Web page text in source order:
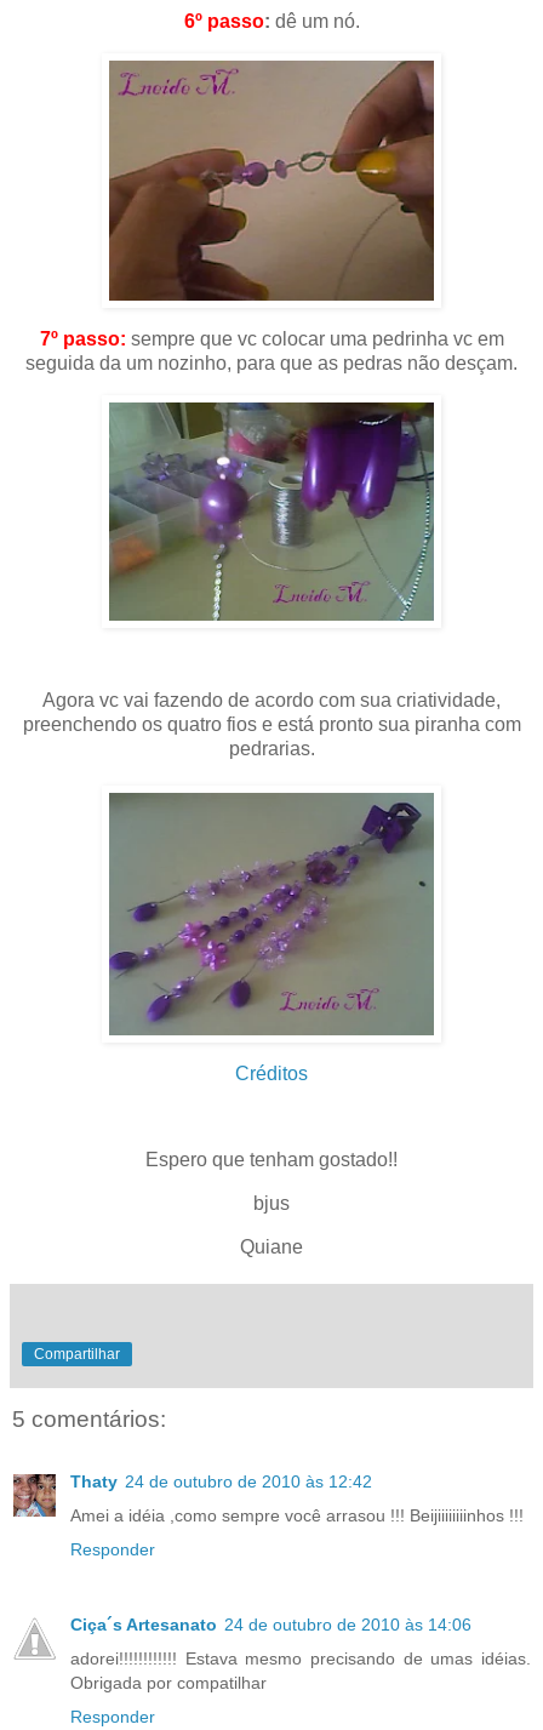
6º passo: dê um nó.
7º passo: sempre que vc colocar uma pedrinha vc em
seguida da um nozinho, para que as pedras não desçam.
Agora vc vai fazendo de acordo com sua criatividade,
preenchendo os quatro fios e está pronto sua piranha com
pedrarias.
Créditos
Espero que tenham gostado!!
bjus
Quiane
Compartilhar
5 comentários:
Thaty 24 de outubro de 2010 às 12:42
Amei a idéia ,como sempre você arrasou !!! Beijiiiiiiiinhos !!!
Responder
Ciça´s Artesanato 24 de outubro de 2010 às 14:06
adorei!!!!!!!!!!!! Estava mesmo precisando de umas idéias.
Obrigada por compatilhar
Responder